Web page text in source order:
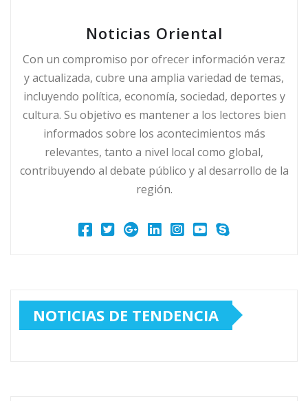
Noticias Oriental
Con un compromiso por ofrecer información veraz
y actualizada, cubre una amplia variedad de temas,
incluyendo política, economía, sociedad, deportes y
cultura. Su objetivo es mantener a los lectores bien
informados sobre los acontecimientos más
relevantes, tanto a nivel local como global,
contribuyendo al debate público y al desarrollo de la
región.
NOTICIAS DE TENDENCIA